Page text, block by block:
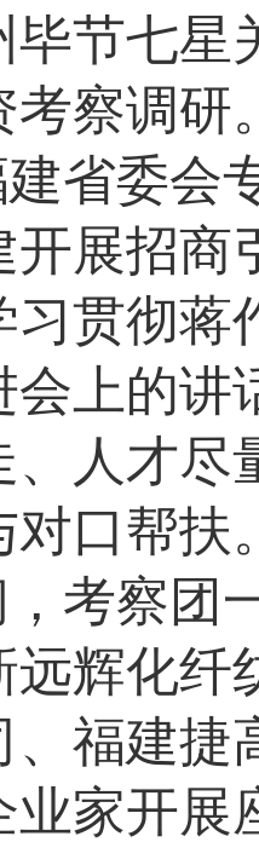
毕节七星
考察调研
省委会
开展招商
习贯彻
会上的讲
、人才尽
对口帮扶
考察团
远辉化纤
、福建捷
业家开展